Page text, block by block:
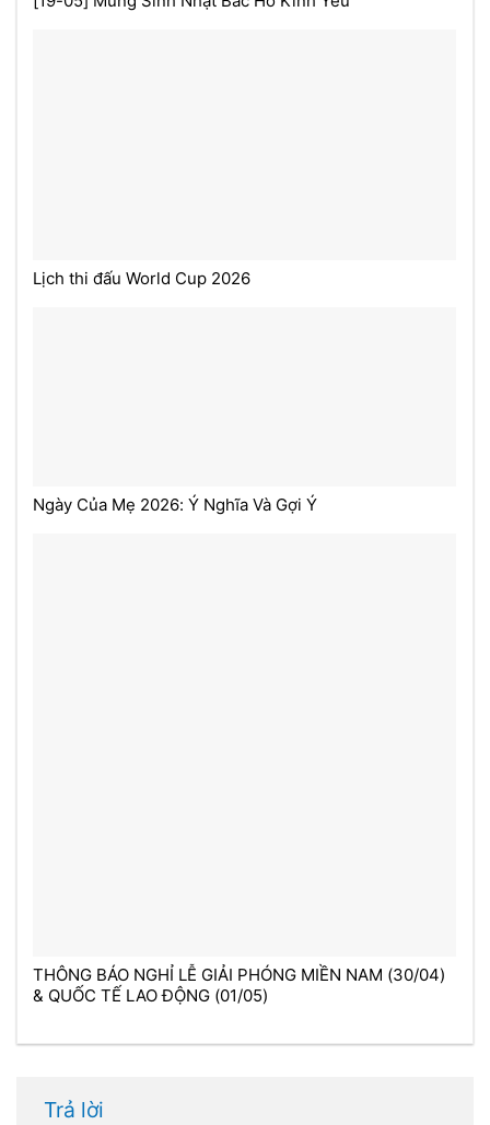
Lịch thi đấu World Cup 2026
Ngày Của Mẹ 2026: Ý Nghĩa Và Gợi Ý
THÔNG BÁO NGHỈ LỄ GIẢI PHÓNG MIỀN NAM (30/04)
& QUỐC TẾ LAO ĐỘNG (01/05)
Trả lời